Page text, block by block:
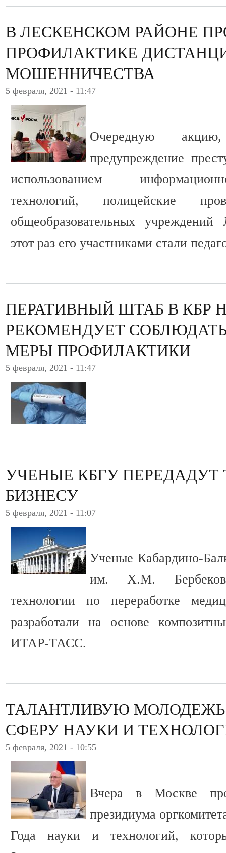
В ЛЕСКЕНСКОМ РАЙОНЕ
ПРОФИЛАКТИКЕ
МОШЕННИЧЕСТВА
5 февраля, 2021 - 11:47
Очередную
предупреждение
использованием
технологий, полицейские
общеобразовательных
этот раз его участниками стали
ПЕРАТИВНЫЙ ШТАБ В КБР
РЕКОМЕНДУЕТ
МЕРЫ ПРОФИЛАКТИКИ
5 февраля, 2021 - 11:47
УЧЕНЫЕ КБГУ
БИЗНЕСУ
5 февраля, 2021 - 11:07
Ученые Кабардино-
им. Х.М.
технологии по переработке
разработали на основе
ИТАР-ТАСС.
ТАЛАНТЛИВУЮ
СФЕРУ НАУКИ И
5 февраля, 2021 - 10:55
Вчера в Москве
президиума
Года науки и технологий,